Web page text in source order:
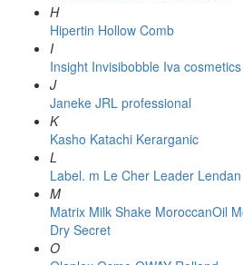
H
Hipertin Hollow Comb
I
Insight Invisibobble Iva cosmetics
J
Janeke JRL professional
K
Kasho Katachi Kerarganic
L
Label. m Le Cher Leader Lendan
M
Matrix Milk Shake MoroccanOil
Dry Secret
O